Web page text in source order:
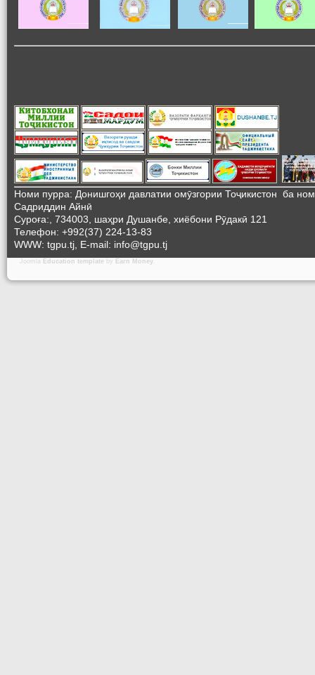
Номи пурра: Донишгоҳи давлатии омӯзгории Тоҷикистон ба
Садриддин Айнӣ
Суроға:, 734003, шаҳри Душанбе, хиёбони Рӯдакӣ 121
Телефон: +992(37) 224-13-83
WWW: tgpu.tj, E-mail: info@tgpu.tj
Joomla Education template by Earn Money